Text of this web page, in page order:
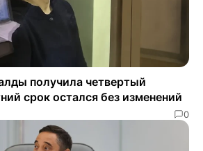
получила четвертый
срок остался без изменений
0